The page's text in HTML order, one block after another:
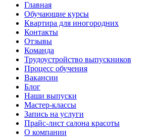
Главная
Обучающие курсы
Квартира для иногородних
Контакты
Отзывы
Команда
Трудоустройство выпускников
Процесс обучения
Вакансии
Блог
Наши выпуски
Мастер-классы
Запись на услуги
Прайс-лист салона красоты
О компании